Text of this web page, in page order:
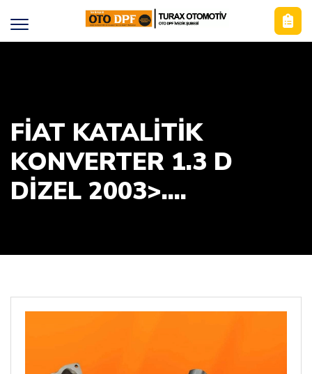
FİAT KATALİTİK
KONVERTER 1.3 D
DIZEL 2003>....